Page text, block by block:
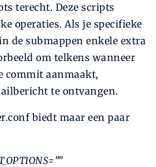
terecht. Deze scripts
operaties. Als je specifieke
de submappen enkele extra
om telkens wanneer
commit aanmaakt,
te ontvangen.
biedt maar een paar